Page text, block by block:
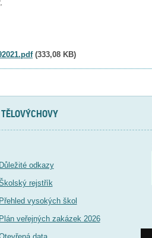
(333,08 KB)
Důležité odkazy
rejstřík
Přehled vysokých škol
Plán veřejných zakázek 2026